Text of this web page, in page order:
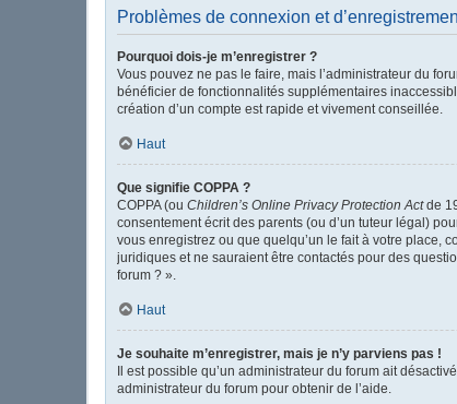
Problèmes de connexion et
Pourquoi dois-je m’enregistrer ?
Vous pouvez ne pas le faire, mais l’administrateur du
bénéficier de fonctionnalités supplémentaires
création d’un compte est rapide et vivement conseillée.
Haut
Que signifie COPPA ?
COPPA (ou Children’s Online Privacy Protection Actde
consentement écrit des parents (ou d’un tuteur légal)
vous enregistrez ou que quelqu’un le fait à votre place,
juridiques et ne sauraient être contactés pour des
forum ? ».
Haut
Je souhaite m’enregistrer, mais je n’y parviens pas !
Il est possible qu’un administrateur du forum ait
administrateur du forum pour obtenir de l’aide.